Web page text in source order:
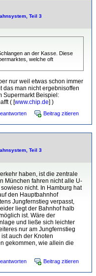
Teil 3
an der Kasse. Diese
welche oft
nur weil etwas schon immer
das man nicht ergebnisoffen
Supermarkt Beispiel:
( [www.chip.de] )
Beitrag zitieren
Teil 3
haben, ist die zentrale
München fahren nicht alle U-
nicht. In Hamburg hat
den Hauptbahnhof
Jungfernstieg verpasst,
liegt der Bahnhof halb
ist. Wäre der
und ließe sich leichter
nur am Jungfernstieg
auch der Knoten
gekommen, wie allein die
Beitrag zitieren